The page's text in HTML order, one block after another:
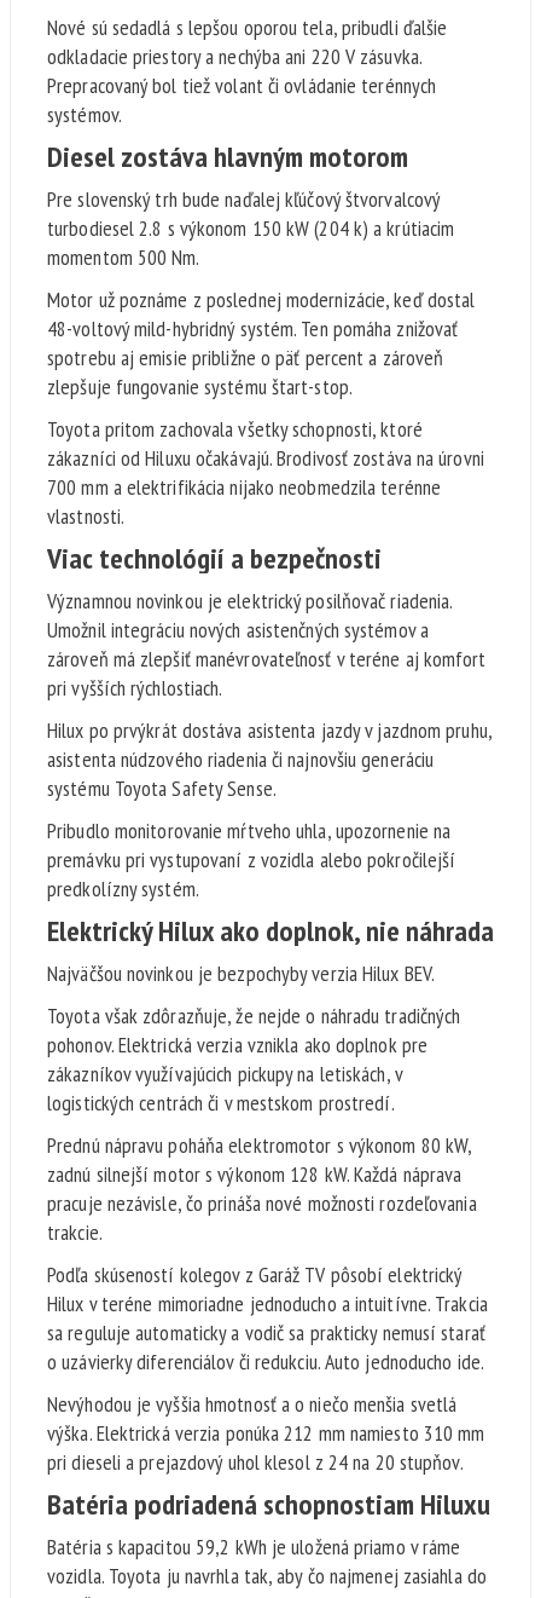
Nové sú sedadlá s lepšou oporou tela, pribudli ďalšie
odkladacie priestory a nechýba ani 220 V zásuvka.
Prepracovaný bol tiež volant či ovládanie terénnych
systémov.
Diesel zostáva hlavným motorom
Pre slovenský trh bude naďalej kľúčový štvorvalcový
turbodiesel 2.8 s výkonom 150 kW (204 k) a krútiacim
momentom 500 Nm.
Motor už poznáme z poslednej modernizácie, keď dostal
48-voltový mild-hybridný systém. Ten pomáha znižovať
spotrebu aj emisie približne o päť percent a zároveň
zlepšuje fungovanie systému štart-stop.
Toyota pritom zachovala všetky schopnosti, ktoré
zákazníci od Hiluxu očakávajú. Brodivosť zostáva na úrovni
700 mm a elektrifikácia nijako neobmedzila terénne
vlastnosti.
Viac technológií a bezpečnosti
Významnou novinkou je elektrický posilňovač riadenia.
Umožnil integráciu nových asistenčných systémov a
zároveň má zlepšiť manévrovateľnosť v teréne aj komfort
pri vyšších rýchlostiach.
Hilux po prvýkrát dostáva asistenta jazdy v jazdnom pruhu,
asistenta núdzového riadenia či najnovšiu generáciu
systému Toyota Safety Sense.
Pribudlo monitorovanie mŕtveho uhla, upozornenie na
premávku pri vystupovaní z vozidla alebo pokročilejší
predkolízny systém.
Elektrický Hilux ako doplnok, nie náhrada
Najväčšou novinkou je bezpochyby verzia Hilux BEV.
Toyota však zdôrazňuje, že nejde o náhradu tradičných
pohonov. Elektrická verzia vznikla ako doplnok pre
zákazníkov využívajúcich pickupy na letiskách, v
logistických centrách či v mestskom prostredí.
Prednú nápravu poháňa elektromotor s výkonom 80 kW,
zadnú silnejší motor s výkonom 128 kW. Každá náprava
pracuje nezávisle, čo prináša nové možnosti rozdeľovania
trakcie.
Podľa skúseností kolegov z Garáž TV pôsobí elektrický
Hilux v teréne mimoriadne jednoducho a intuitívne. Trakcia
sa reguluje automaticky a vodič sa prakticky nemusí starať
o uzávierky diferenciálov či redukciu. Auto jednoducho ide.
Nevýhodou je vyššia hmotnosť a o niečo menšia svetlá
výška. Elektrická verzia ponúka 212 mm namiesto 310 mm
pri dieseli a prejazdový uhol klesol z 24 na 20 stupňov.
Batéria podriadená schopnostiam Hiluxu
Batéria s kapacitou 59,2 kWh je uložená priamo v ráme
vozidla. Toyota ju navrhla tak, aby čo najmenej zasiahla do